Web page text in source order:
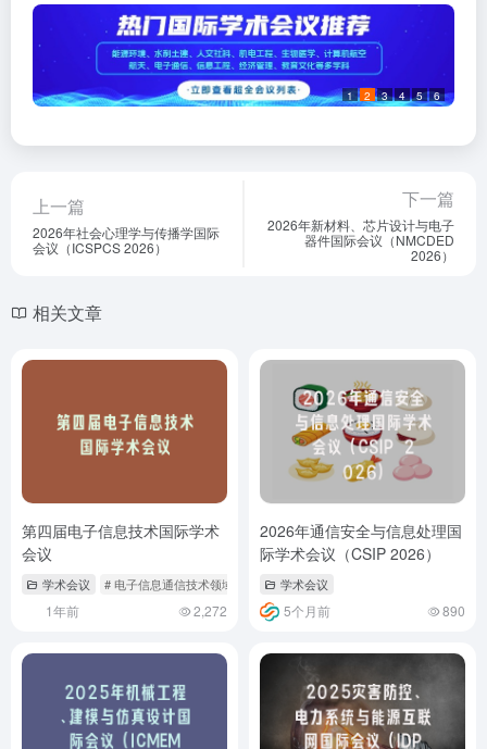
1 2 3 4 5 6
上一篇
2026年社会心理学与传播学国际
会议（ICSPCS 2026）
下一篇
2026年新材料、芯片设计与电子
器件国际会议（NMCDED
2026）
相关文章
第四届电子信息技术国际学术
会议
学术会议 # 电子信息通信技术领域会议
1年前 2,272
2026年通信安全与信息处理国
际学术会议（CSIP 2026）
学术会议
5个月前 890